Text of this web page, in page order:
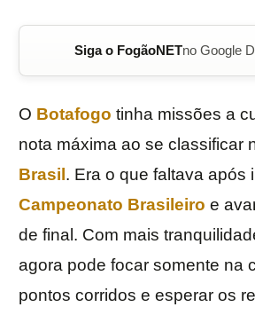
Siga o FogãoNETno Google
O Botafogo tinha missões a
nota máxima ao se classificar
Brasil . Era o que faltava após
Campeonato Brasileiro e
de final. Com mais
agora pode focar somente na
pontos corridos e esperar os